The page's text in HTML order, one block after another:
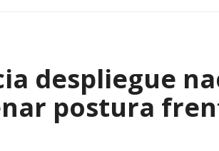
despliegue
postura